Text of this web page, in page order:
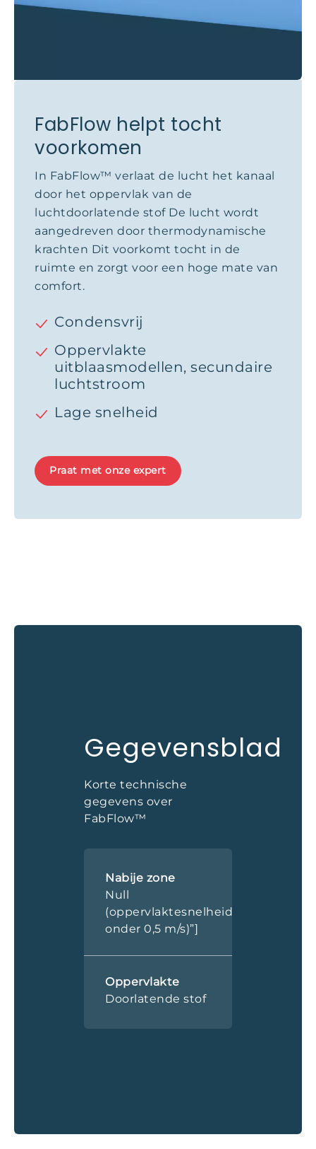
FabFlow helpt tocht
voorkomen
In FabFlow™ verlaat de lucht het kanaal
door het oppervlak van de
luchtdoorlatende stof De lucht wordt
aangedreven door thermodynamische
krachten Dit voorkomt tocht in de
ruimte en zorgt voor een hoge mate van
comfort.
Condensvrij
Oppervlakte
uitblaasmodellen, secundaire
luchtstroom
Lage snelheid
Praat met onze expert
Gegevensblad
Korte technische
gegevens over
FabFlow™
Nabije zone
Null
(oppervlaktesnelheid
onder 0,5 m/s)”]
Oppervlakte
Doorlatende stof